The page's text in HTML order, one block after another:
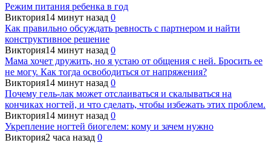
Режим питания ребенка в год
Виктория14 минут назад 0
Как правильно обсуждать ревность с партнером и найти
конструктивное решение
Виктория14 минут назад 0
Мама хочет дружить, но я устаю от общения с ней. Бросить ее
не могу. Как тогда освободиться от напряжения?
Виктория14 минут назад 0
Почему гель-лак может отслаиваться и скалываться на
кончиках ногтей, и что сделать, чтобы избежать этих проблем.
Виктория14 минут назад 0
Укрепление ногтей биогелем: кому и зачем нужно
Виктория2 часа назад 0